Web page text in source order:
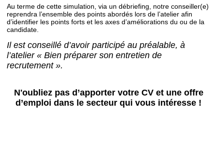
Au terme de cette simulation, via un débriefing, notre conseiller(e)
reprendra l’ensemble des points abordés lors de l’atelier afin
d’identifier les points forts et les axes d’améliorations du ou de la
candidate.
Il est conseillé d’avoir participé au préalable, à
l’atelier « Bien préparer son entretien de
recrutement ».
N'oubliez pas d’apporter votre CV et une offre
d’emploi dans le secteur qui vous intéresse !